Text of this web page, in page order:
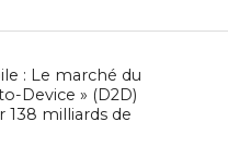
: Le marché du
Device » (D2D)
138 milliards de